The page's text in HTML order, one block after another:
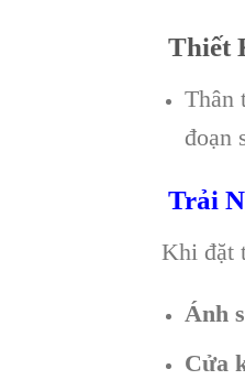
Thiết
Thân
đoạn
Trải
Khi đặt
Ánh
Cửa